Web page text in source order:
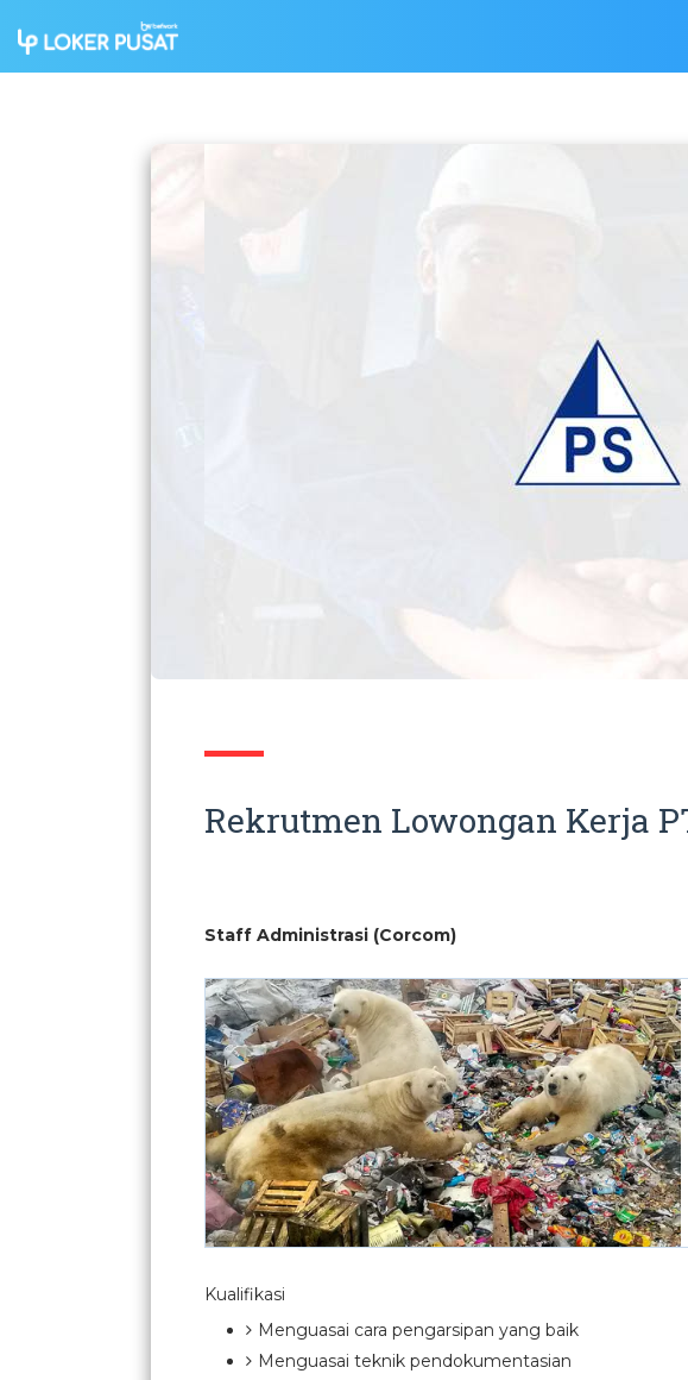
Rekrutmen Lowongan Kerja
Staff Administrasi (Corcom)
Kualifikasi
Menguasai cara pengarsipan yang baik
Menguasai teknik pendokumentasian